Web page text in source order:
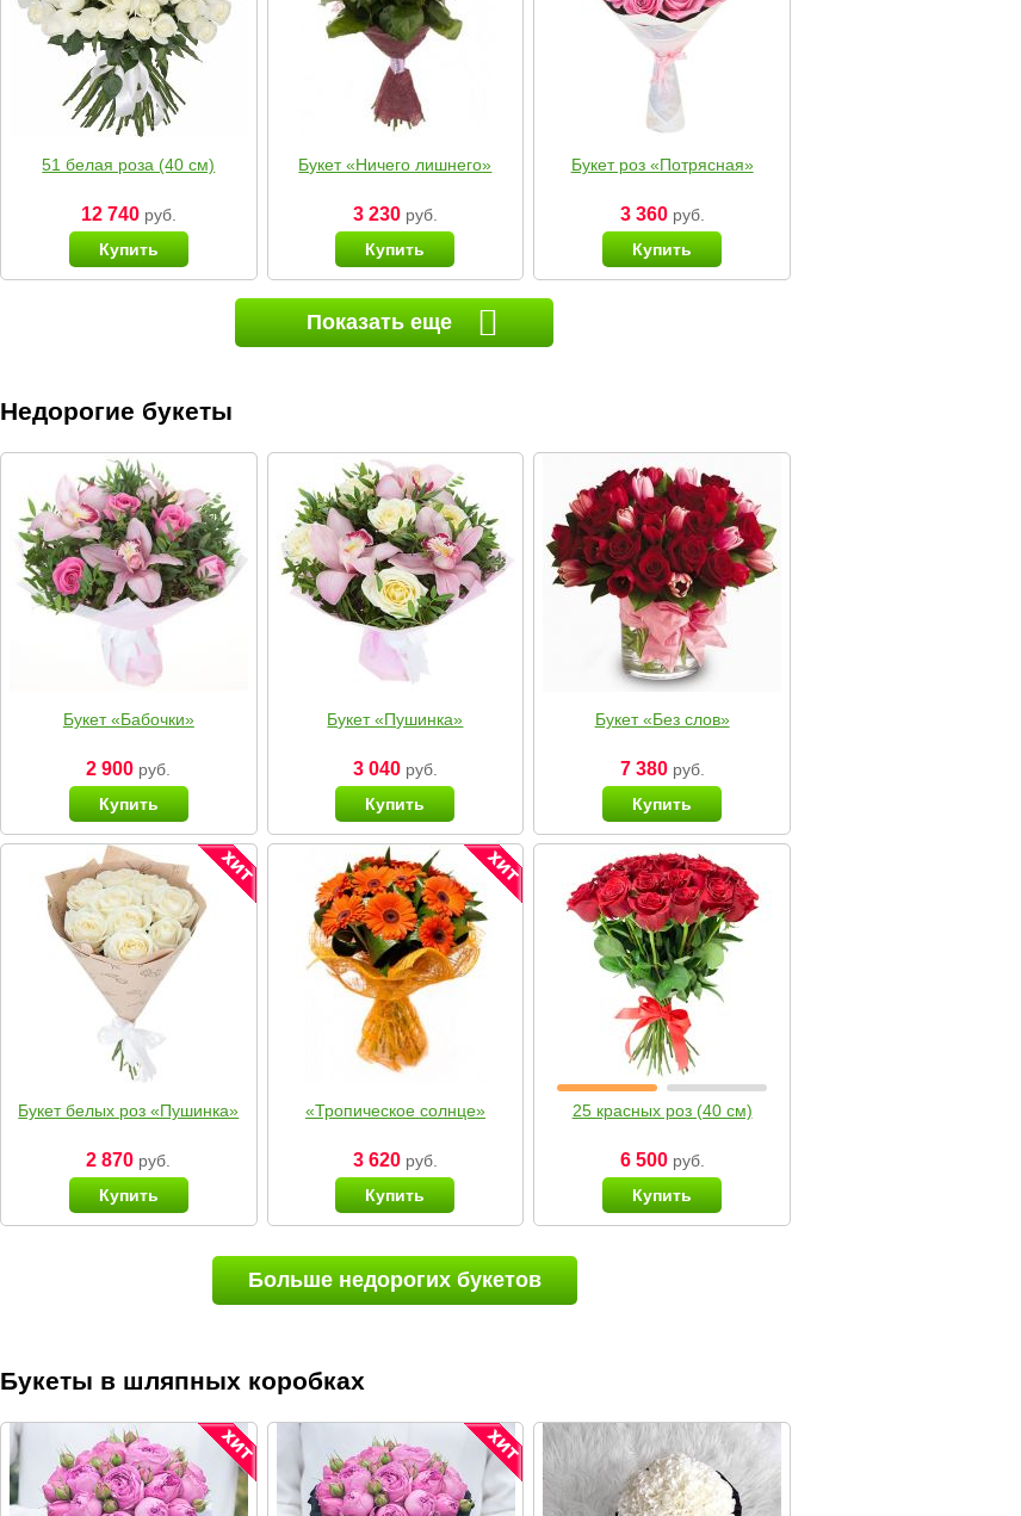
51 белая роза (40 см)
12 740руб.
Купить
Букет «Ничего лишнего»
3 230руб.
Купить
Букет роз «Потрясная»
3 360руб.
Купить
Показать еще
Недорогие букеты
Букет «Бабочки»
2 900 руб.
Купить
Букет «Пушинка»
3 040руб.
Купить
Букет «Без слов»
7 380руб.
Купить
Букет белых роз «Пушинка»
2 870 руб.
Купить
«Тропическое солнце»
3 620руб.
Купить
25 красных роз (40 см)
6 500руб.
Купить
Больше недорогих букетов
Букеты в шляпных коробках